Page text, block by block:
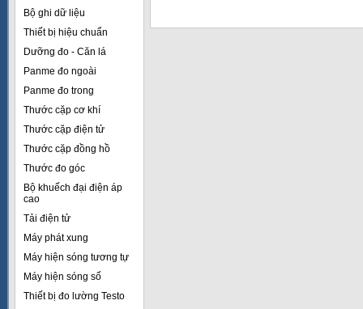
Bộ ghi dữ liệu
Thiết bị hiệu chuẩn
Dưỡng đo - Căn lá
Panme đo ngoài
Panme đo trong
Thước cặp cơ khí
Thước cặp điện tử
Thước cặp đồng hồ
Thước đo góc
Bộ khuếch đại điện áp
cao
Tải điện tử
Máy phát xung
Máy hiện sóng tương tự
Máy hiện sóng số
Thiết bị đo lường Testo